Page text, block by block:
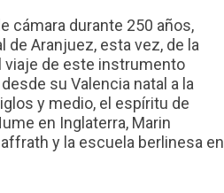
cámara durante 250 años,
de Aranjuez, esta vez, de la
viaje de este instrumento
su Valencia natal a la
y medio, el espíritu de
en Inglaterra, Marin
y la escuela berlinesa en